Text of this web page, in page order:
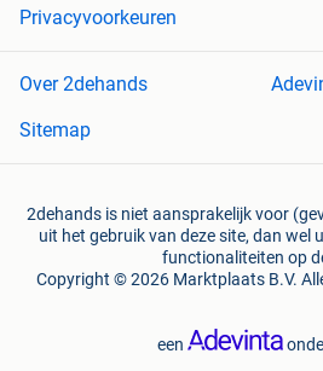
Privacyvoorkeuren
Over 2dehands
Sitemap
2dehands is niet aansprakelijk voor
uit het gebruik van deze site, dan wel
functionaliteiten op
Copyright © 2026 Marktplaats B.V.
een